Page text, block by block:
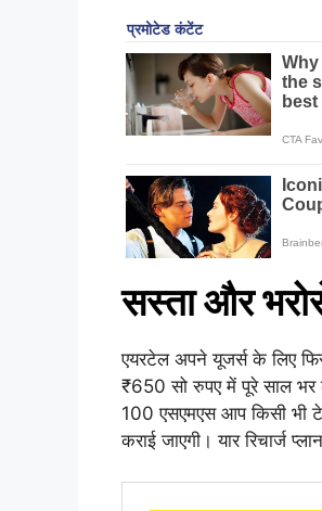
सस्ता और
एयरटेल अपने यूजर्स के लिए
₹650 सो रुपए में पूरे साल भर के
100 एसएमएस आप किसी भी
कराई जाएगी। यार रिचार्ज